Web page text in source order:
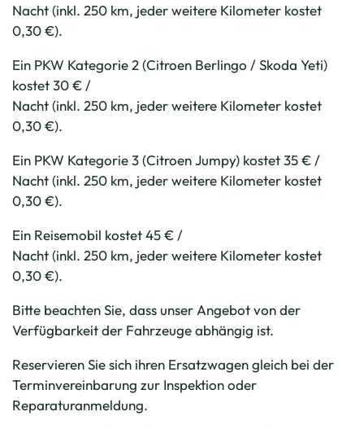
Nacht (inkl. 250 km, jeder weitere Kilometer kostet
0,30 €).
Ein PKW Kategorie 2 (Citroen Berlingo / Skoda Yeti)
kostet 30 € /
Nacht (inkl. 250 km, jeder weitere Kilometer kostet
0,30 €).
Ein PKW Kategorie 3 (Citroen Jumpy) kostet 35 € /
Nacht (inkl. 250 km, jeder weitere Kilometer kostet
0,30 €).
Ein Reisemobil kostet 45 € /
Nacht (inkl. 250 km, jeder weitere Kilometer kostet
0,30 €).
Bitte beachten Sie, dass unser Angebot von der
Verfügbarkeit der Fahrzeuge abhängig ist.
Reservieren Sie sich ihren Ersatzwagen gleich bei der
Terminvereinbarung zur Inspektion oder
Reparaturanmeldung.